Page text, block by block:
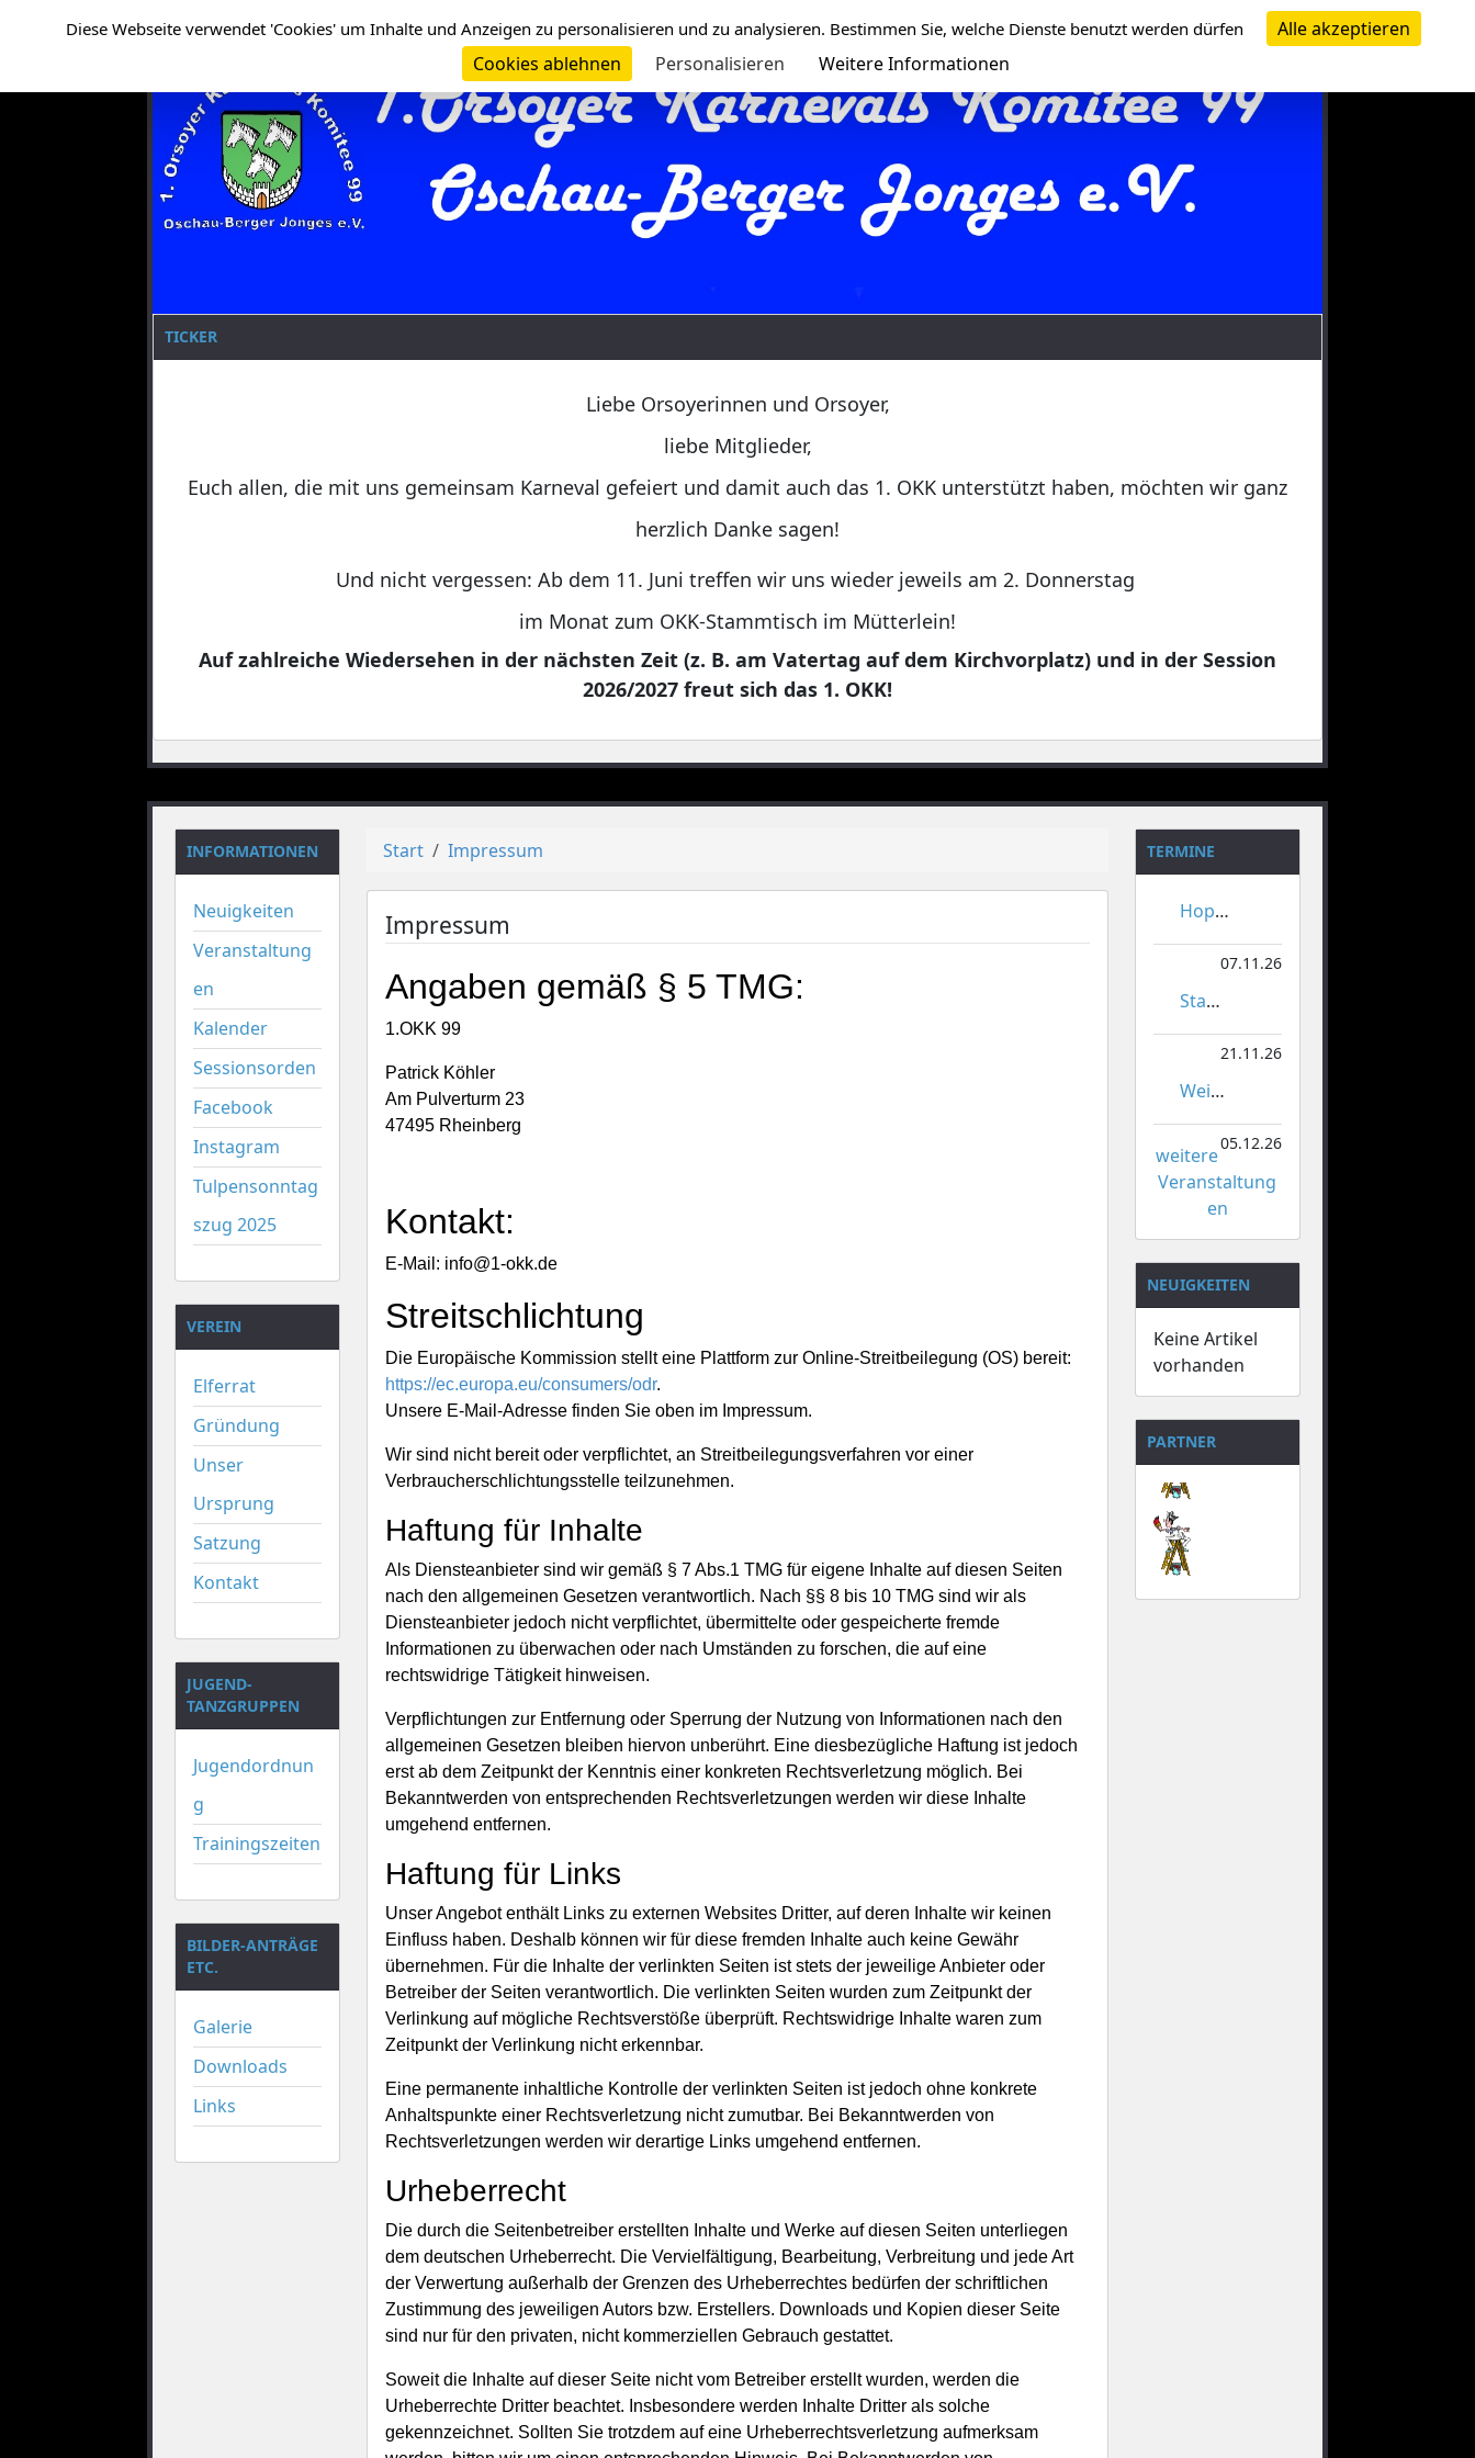
TICKER
Liebe Orsoyerinnen und Orsoyer,
liebe Mitglieder,
Euch allen, die mit uns gemeinsam Karneval gefeiert und damit auch das 1. OKK unterstützt haben, möchten wir ganz
herzlich Danke sagen!
Und nicht vergessen: Ab dem 11. Juni treffen wir uns wieder jeweils am 2. Donnerstag
im Monat zum OKK-Stammtisch im Mütterlein!
Auf zahlreiche Wiedersehen in der nächsten Zeit (z. B. am Vatertag auf dem Kirchvorplatz) und in der Session
2026/2027 freut sich das 1. OKK!
INFORMATIONEN
Neuigkeiten
Veranstaltung
en
Kalender
Sessionsorden
Facebook
Instagram
Tulpensonntag
szug 2025
VEREIN
Elferrat
Gründung
Unser
Ursprung
Satzung
Kontakt
JUGEND-
TANZGRUPPEN
Jugendordnun
g
Trainingszeiten
BILDER-ANTRÄGE
ETC.
Galerie
Downloads
Links
Start Impressum
Impressum
Angaben gemäß § 5 TMG:
1.OKK 99
Patrick Köhler
Am Pulverturm 23
47495 Rheinberg
Kontakt:
E-Mail: info@1-okk.de
Streitschlichtung
Die Europäische Kommission stellt eine Plattform zur Online-Streitbeilegung (OS) bereit:
https://ec.europa.eu/consumers/odr.
Unsere E-Mail-Adresse finden Sie oben im Impressum.
Wir sind nicht bereit oder verpflichtet, an Streitbeilegungsverfahren vor einer
Verbraucherschlichtungsstelle teilzunehmen.
Haftung für Inhalte
Als Diensteanbieter sind wir gemäß § 7 Abs.1 TMG für eigene Inhalte auf diesen Seiten
nach den allgemeinen Gesetzen verantwortlich. Nach §§ 8 bis 10 TMG sind wir als
Diensteanbieter jedoch nicht verpflichtet, übermittelte oder gespeicherte fremde
Informationen zu überwachen oder nach Umständen zu forschen, die auf eine
rechtswidrige Tätigkeit hinweisen.
Verpflichtungen zur Entfernung oder Sperrung der Nutzung von Informationen nach den
allgemeinen Gesetzen bleiben hiervon unberührt. Eine diesbezügliche Haftung ist jedoch
erst ab dem Zeitpunkt der Kenntnis einer konkreten Rechtsverletzung möglich. Bei
Bekanntwerden von entsprechenden Rechtsverletzungen werden wir diese Inhalte
umgehend entfernen.
Haftung für Links
Unser Angebot enthält Links zu externen Websites Dritter, auf deren Inhalte wir keinen
Einfluss haben. Deshalb können wir für diese fremden Inhalte auch keine Gewähr
übernehmen. Für die Inhalte der verlinkten Seiten ist stets der jeweilige Anbieter oder
Betreiber der Seiten verantwortlich. Die verlinkten Seiten wurden zum Zeitpunkt der
Verlinkung auf mögliche Rechtsverstöße überprüft. Rechtswidrige Inhalte waren zum
Zeitpunkt der Verlinkung nicht erkennbar.
Eine permanente inhaltliche Kontrolle der verlinkten Seiten ist jedoch ohne konkrete
Anhaltspunkte einer Rechtsverletzung nicht zumutbar. Bei Bekanntwerden von
Rechtsverletzungen werden wir derartige Links umgehend entfernen.
Urheberrecht
Die durch die Seitenbetreiber erstellten Inhalte und Werke auf diesen Seiten unterliegen
dem deutschen Urheberrecht. Die Vervielfältigung, Bearbeitung, Verbreitung und jede Art
der Verwertung außerhalb der Grenzen des Urheberrechtes bedürfen der schriftlichen
Zustimmung des jeweiligen Autors bzw. Erstellers. Downloads und Kopien dieser Seite
sind nur für den privaten, nicht kommerziellen Gebrauch gestattet.
Soweit die Inhalte auf dieser Seite nicht vom Betreiber erstellt wurden, werden die
Urheberrechte Dritter beachtet. Insbesondere werden Inhalte Dritter als solche
gekennzeichnet. Sollten Sie trotzdem auf eine Urheberrechtsverletzung aufmerksam
TERMINE
Hoppeditzerwachen
07.11.26
Stadtmeisterschaften im Gardetanz
21.11.26
Weihnachtsmarkt Orsoy
05.12.26
weitere
Veranstaltung
en
NEUIGKEITEN
Keine Artikel
vorhanden
PARTNER
Diese Webseite verwendet 'Cookies' um Inhalte und Anzeigen zu personalisieren und zu analysieren. Bestimmen Sie, welche Dienste benutzt werden dürfen
Alle akzeptieren
Cookies ablehnen
Personalisieren Weitere Informationen